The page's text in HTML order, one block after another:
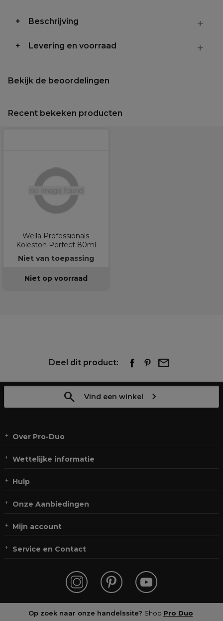
Beschrijving
Levering en voorraad
Bekijk de beoordelingen
Recent bekeken producten
Wella Professionals
Koleston Perfect 80ml
Niet van toepassing
Niet op voorraad
Deel dit product:
Vind een winkel
Over Pro-Duo
Wettelijke informatie
Hulp
Onze Aanbiedingen
Mijn account
Service en Contact
Op zoek naar onze handelssite? Shop Pro Duo